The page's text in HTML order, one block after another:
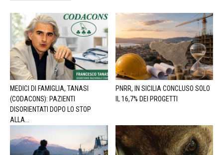
MEDICI DI FAMIGLIA, TANASI
(CODACONS): PAZIENTI
DISORIENTATI DOPO LO STOP
ALLA...
PNRR, IN SICILIA CONCLUSO SOLO
IL 16,7% DEI PROGETTI